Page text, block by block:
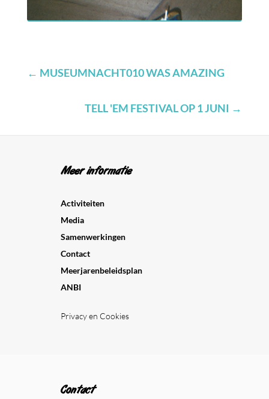
← MUSEUMNACHT010 WAS AMAZING
TELL 'EM FESTIVAL OP 1 JUNI →
Meer informatie
Activiteiten
Media
Samenwerkingen
Contact
Meerjarenbeleidsplan
ANBI
Privacy en Cookies
Contact